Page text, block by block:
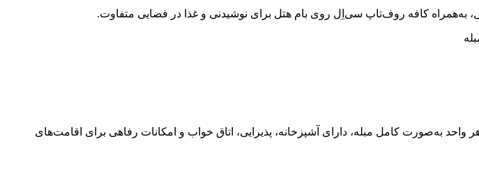
به‌همراه کافه روف‌تاپ سی‌اِل روی بام هتل برای نوشیدنی و غذا در فضایی متفاوت.
به‌صورت کامل مبله، دارای آشپزخانه، پذیرایی، اتاق خواب و امکانات رفاهی برای اقامت‌های